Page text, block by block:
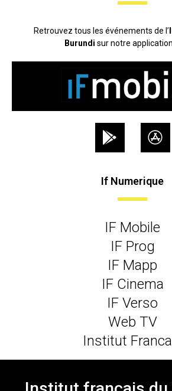
Retrouvez tous les événements de l’
Burundi sur notre
If Numerique
IF Mobile
IF Prog
IF Mapp
IF Cinema
IF Verso
Web TV
Institut